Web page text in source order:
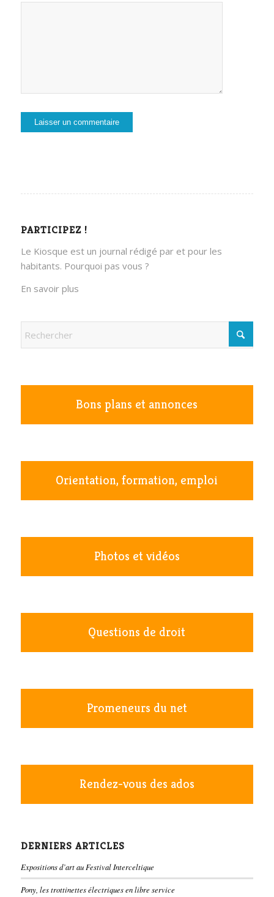
PARTICIPEZ !
Le Kiosque est un journal rédigé par et pour les
habitants. Pourquoi pas vous ?
En savoir plus
Bons plans et annonces
Orientation, formation, emploi
Photos et vidéos
Questions de droit
Promeneurs du net
Rendez-vous des ados
DERNIERS ARTICLES
Expositions d’art au Festival Interceltique
Pony, les trottinettes électriques en libre service